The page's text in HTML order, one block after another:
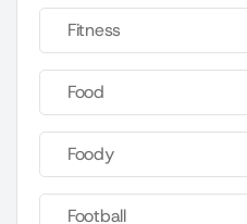
Fitness
Food
Foody
Football